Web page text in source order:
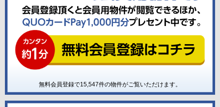
無料会員登録で15,547件の物件がご覧いただけます。